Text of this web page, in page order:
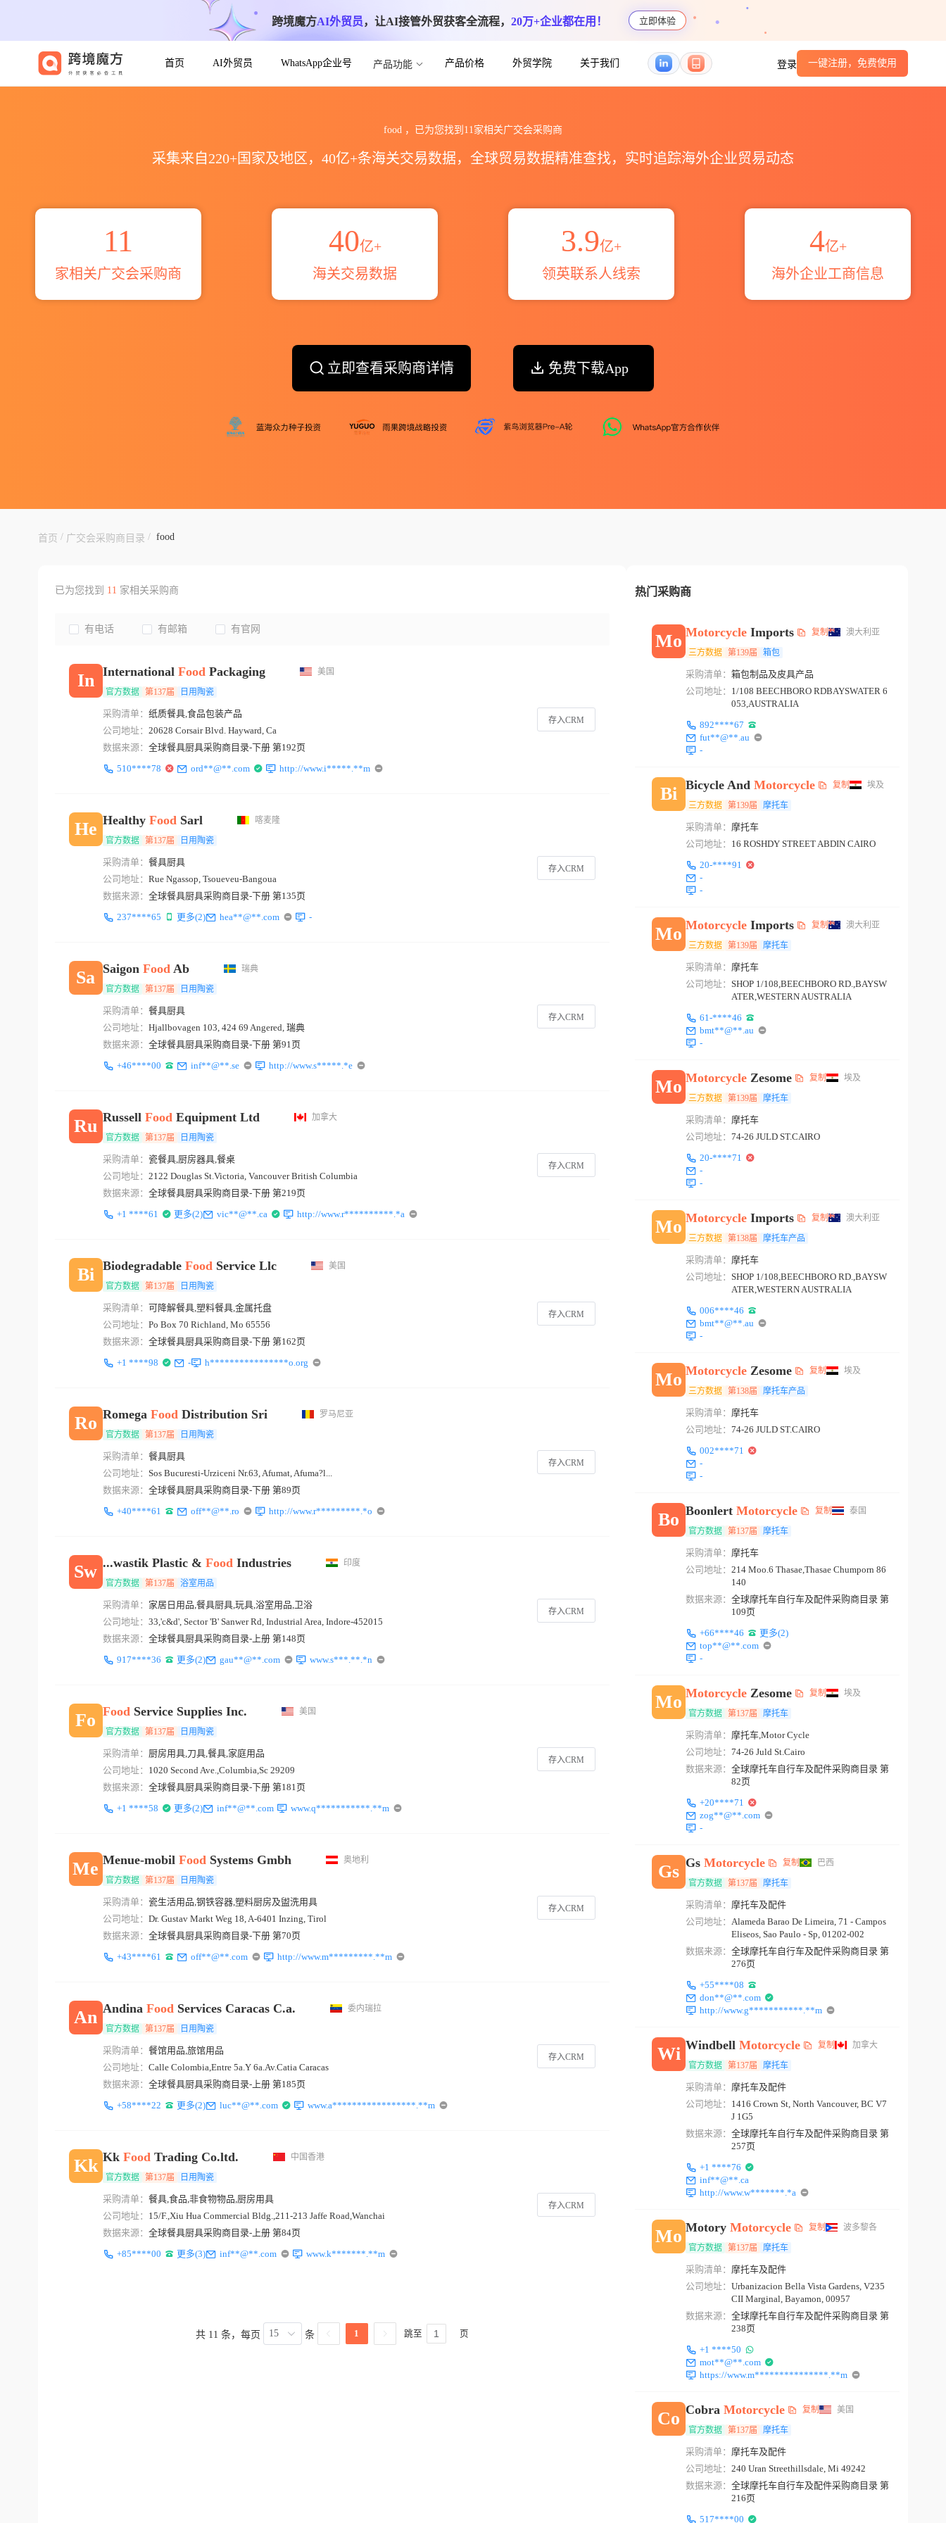
跨境魔方AI外贸员，让AI接管外贸获客全流程， 20万+企业都在用！ 立即体验
首页 AI外贸员 WhatsApp企业号 产品功能 产品价格 外贸学院 关于我们 登录 一键注册，免费使用
food ，已为您找到11家相关广交会采购商
采集来自220+国家及地区，40亿+条海关交易数据，全球贸易数据精准查找，实时追踪海外企业贸易动态
11
家相关广交会采购商
40亿+
海关交易数据
3.9亿+
领英联系人线索
4亿+
海外企业工商信息
立即查看采购商详情 免费下载App
首页 / 广交会采购商目录 / food
已为您找到 11 家相关采购商
有电话 有邮箱 有官网
In International FoodPackaging 美国
官方数据 第137届 日用陶瓷
采购清单： 纸质餐具,食品包装产品
公司地址： 20628 Corsair Blvd. Hayward, Ca
数据来源： 全球餐具厨具采购商目录-下册 第192页
510****78
ord**@**.com http://www.i*****.**m
存入CRM
He Healthy FoodSarl 喀麦隆
官方数据 第137届 日用陶瓷
采购清单： 餐具厨具
公司地址： Rue Ngassop, Tsoueveu-Bangoua
数据来源： 全球餐具厨具采购商目录-下册 第135页
237****65
更多(2) hea**@**.com -
存入CRM
Sa Saigon FoodAb 瑞典
官方数据 第137届 日用陶瓷
采购清单： 餐具厨具
公司地址： Hjallbovagen 103, 424 69 Angered, 瑞典
数据来源： 全球餐具厨具采购商目录-下册 第91页
+46****00
inf**@**.se http://www.s*****.*e
存入CRM
Ru Russell FoodEquipment Ltd 加拿大
官方数据 第137届 日用陶瓷
采购清单： 瓷餐具,厨房器具,餐桌
公司地址： 2122 Douglas St.Victoria, Vancouver British Columbia
数据来源： 全球餐具厨具采购商目录-下册 第219页
+1 ****61
更多(2) vic**@**.ca http://www.r**********.*a
存入CRM
Bi Biodegradable FoodService Llc 美国
官方数据 第137届 日用陶瓷
采购清单： 可降解餐具,塑料餐具,金属托盘
公司地址： Po Box 70 Richland, Mo 65556
数据来源： 全球餐具厨具采购商目录-下册 第162页
+1 ****98
- h****************o.org
存入CRM
Ro Romega FoodDistribution Sri 罗马尼亚
官方数据 第137届 日用陶瓷
采购清单： 餐具厨具
公司地址： Sos Bucuresti-Urziceni Nr.63, Afumat, Afuma?l...
数据来源： 全球餐具厨具采购商目录-下册 第89页
+40****61
off**@**.ro http://www.r*********.*o
存入CRM
Sw ...wastik Plastic & FoodIndustries 印度
官方数据 第137届 浴室用品
采购清单： 家居日用品,餐具厨具,玩具,浴室用品,卫浴
公司地址： 33,'c&d', Sector 'B' Sanwer Rd, Industrial Area, Indore-452015
数据来源： 全球餐具厨具采购商目录-上册 第148页
917****36
更多(2) gau**@**.com www.s***.**.*n
存入CRM
Fo FoodService Supplies Inc. 美国
官方数据 第137届 日用陶瓷
采购清单： 厨房用具,刀具,餐具,家庭用品
公司地址： 1020 Second Ave.,Columbia,Sc 29209
数据来源： 全球餐具厨具采购商目录-下册 第181页
+1 ****58
更多(2) inf**@**.com www.q***********.**m
存入CRM
Me Menue-mobil FoodSystems Gmbh 奥地利
官方数据 第137届 日用陶瓷
采购清单： 瓷生活用品,钢铁容器,塑料厨房及盥洗用具
公司地址： Dr. Gustav Markt Weg 18, A-6401 Inzing, Tirol
数据来源： 全球餐具厨具采购商目录-下册 第70页
+43****61
off**@**.com http://www.m*********.**m
存入CRM
An Andina FoodServices Caracas C.a. 委内瑞拉
官方数据 第137届 日用陶瓷
采购清单： 餐馆用品,旅馆用品
公司地址： Calle Colombia,Entre 5a.Y 6a.Av.Catia Caracas
数据来源： 全球餐具厨具采购商目录-上册 第185页
+58****22
更多(2) luc**@**.com www.a*****************.**m
存入CRM
Kk Kk FoodTrading Co.ltd. 中国香港
官方数据 第137届 日用陶瓷
采购清单： 餐具,食品,非食物物品,厨房用具
公司地址： 15/F.,Xiu Hua Commercial Bldg.,211-213 Jaffe Road,Wanchai
数据来源： 全球餐具厨具采购商目录-上册 第84页
+85****00
更多(3) inf**@**.com www.k*******.**m
存入CRM
共 11 条，每页 15 条 1 跳至 页
热门采购商
Mo Motorcycle Imports 复制 澳大利亚
三方数据 第139届 箱包
采购清单：箱包制品及皮具产品
公司地址： 1/108 BEECHBORO RDBAYSWATER 6
053,AUSTRALIA
892****67
fut**@**.au
-
Bi Bicycle AndMotorcycle 复制 埃及
三方数据 第139届 摩托车
采购清单： 摩托车
公司地址： 16 ROSHDY STREET ABDIN CAIRO
20-****91
-
-
Mo Motorcycle Imports 复制 澳大利亚
三方数据 第139届 摩托车
采购清单： 摩托车
公司地址：SHOP 1/108,BEECHBORO RD.,BAYSW
ATER,WESTERN AUSTRALIA
61-****46
bmt**@**.au
-
Mo Motorcycle Zesome 复制 埃及
三方数据 第139届 摩托车
采购清单： 摩托车
公司地址：74-26 JULD ST.CAIRO
20-****71
-
-
Mo Motorcycle Imports 复制 澳大利亚
三方数据 第138届 摩托车产品
采购清单： 摩托车
公司地址：SHOP 1/108,BEECHBORO RD.,BAYSW
ATER,WESTERN AUSTRALIA
006****46
bmt**@**.au
-
Mo Motorcycle Zesome 复制 埃及
三方数据 第138届 摩托车产品
采购清单： 摩托车
公司地址：74-26 JULD ST.CAIRO
002****71
-
-
Bo BoonlertMotorcycle 复制 泰国
官方数据 第137届 摩托车
采购清单： 摩托车
公司地址：214 Moo.6 Thasae,Thasae Chumporn 86
140
数据来源：全球摩托车自行车及配件采购商目录 第
109页
+66****46
更多(2)
top**@**.com
-
Mo Motorcycle Zesome 复制 埃及
官方数据 第137届 摩托车
采购清单： 摩托车,Motor Cycle
公司地址：74-26 Juld St.Cairo
数据来源：全球摩托车自行车及配件采购商目录 第
82页
+20****71
zog**@**.com
-
Gs GsMotorcycle 复制 巴西
官方数据 第137届 摩托车
采购清单： 摩托车及配件
公司地址：Alameda Barao De Limeira, 71 - Campos
Eliseos, Sao Paulo - Sp, 01202-002
数据来源：全球摩托车自行车及配件采购商目录 第
276页
+55****08
don**@**.com
http://www.g***********.**m
Wi WindbellMotorcycle 复制 加拿大
官方数据 第137届 摩托车
采购清单： 摩托车及配件
公司地址： 1416 Crown St, North Vancouver, BC V7
J 1G5
数据来源：全球摩托车自行车及配件采购商目录 第
257页
+1 ****76
inf**@**.ca
http://www.w*******.*a
Mo MotoryMotorcycle 复制 波多黎各
官方数据 第137届 摩托车
采购清单： 摩托车及配件
公司地址：Urbanizacion Bella Vista Gardens, V235
CII Marginal, Bayamon, 00957
数据来源：全球摩托车自行车及配件采购商目录 第
238页
+1 ****50
mot**@**.com
https://www.m***************.**m
Co CobraMotorcycle 复制 美国
官方数据 第137届 摩托车
采购清单： 摩托车及配件
公司地址：240 Uran Streethillsdale, Mi 49242
数据来源：全球摩托车自行车及配件采购商目录 第
216页
517****00